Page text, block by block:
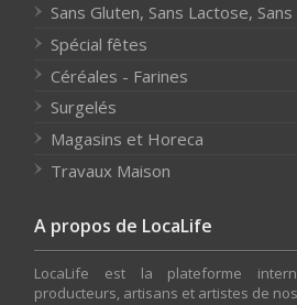
Sans Gluten, Sans Lactose,
Spécial fêtes
Céréales - Farines
Surgelés
Magasins et Horeca
Travaux Maison
A propos de LocaLife
LocaLife est la plateforme
producteurs, artisans et artistes de